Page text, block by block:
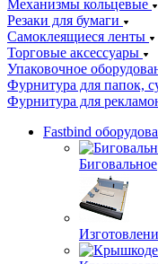
Механизмы кольцевые
Резаки для бумаги
Самоклеящиеся ленты
Торговые аксессуары
Упаковочное
Фурнитура для папок,
Фурнитура для
Fastbind
Биговальное